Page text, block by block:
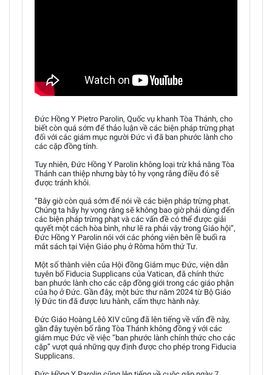
Đức Hồng Y Pietro Parolin, Quốc vụ khanh Tòa Thánh, cho
biết còn quá sớm để thảo luận về các biện pháp trừng phạt
đối với các giám mục người Đức vì đã ban phước lành cho
các cặp đồng tính.
Tuy nhiên, Đức Hồng Y Parolin không loại trừ khả năng Tòa
Thánh can thiệp nhưng bày tỏ hy vọng rằng điều đó sẽ
được tránh khỏi.
“Bây giờ còn quá sớm để nói về các biện pháp trừng phạt.
Chúng ta hãy hy vọng rằng sẽ không bao giờ phải dùng đến
các biện pháp trừng phạt và các vấn đề có thể được giải
quyết một cách hòa bình, như lẽ ra phải vậy trong Giáo hội”,
Đức Hồng Y Parolin nói với các phóng viên bên lề buổi ra
mắt sách tại Viện Giáo phụ ở Rôma hôm thứ Tư.
Một số thành viên của Hội đồng Giám mục Đức, viện dẫn
tuyên bố Fiducia Supplicans của Vatican, đã chính thức
ban phước lành cho các cặp đồng giới trong các giáo phận
của họ ở Đức. Gần đây, một bức thư năm 2024 từ Bộ Giáo
lý Đức tin đã được lưu hành, cấm thực hành này.
Đức Giáo Hoàng Lêô XIV cũng đã lên tiếng về vấn đề này,
gần đây tuyên bố rằng Tòa Thánh không đồng ý với các
giám mục Đức về việc “ban phước lành chính thức cho các
cặp” vượt quá những quy định được cho phép trong Fiducia
Supplicans.